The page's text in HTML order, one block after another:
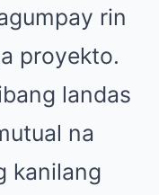
rin
proyekto.
landas
na
kanilang